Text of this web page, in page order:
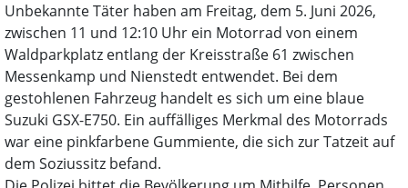
Unbekannte Täter haben am Freitag, dem 5. Juni 2026,
zwischen 11 und 12:10 Uhr ein Motorrad von einem
Waldparkplatz entlang der Kreisstraße 61 zwischen
Messenkamp und Nienstedt entwendet. Bei dem
gestohlenen Fahrzeug handelt es sich um eine blaue
Suzuki GSX-E750. Ein auffälliges Merkmal des Motorrads
war eine pinkfarbene Gummiente, die sich zur Tatzeit auf
dem Soziussitz befand.